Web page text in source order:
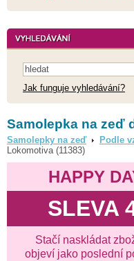
Jak funguje vyhledávání?
Samolepka na zeď
Samolepky na zeď Podle
Lokomotiva (11383)
HAPPY
SLEVA
Stačí naskládat
objeví jako poslední